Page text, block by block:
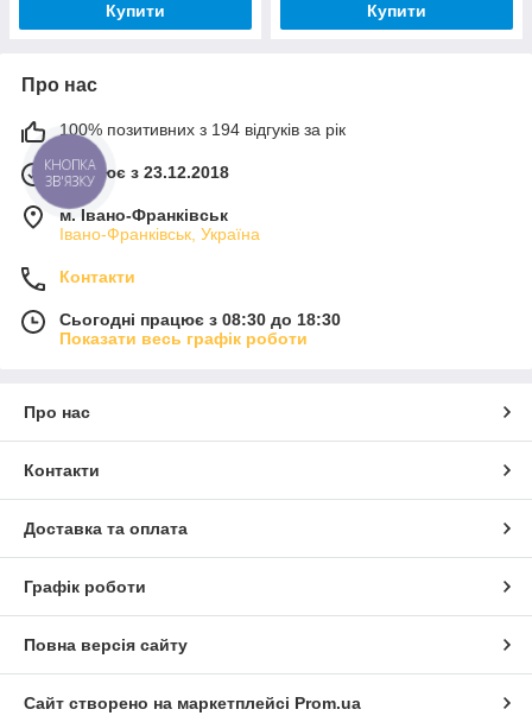
Купити Купити
Про нас
100% позитивних з 194 відгуків за рік
Працює з 23.12.2018
м. Івано-Франківськ
Івано-Франківськ, Україна
Контакти
Сьогодні працює з 08:30 до 18:30
Показати весь графік роботи
Про нас
Контакти
Доставка та оплата
Графік роботи
Повна версія сайту
Сайт створено на маркетплейсі Prom.ua
КНОПКА
ЗВ'ЯЗКУ